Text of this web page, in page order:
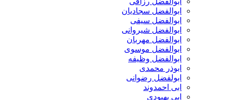
ابوالفضل سجادیان
ابوالفضل سیفی
ابوالفضل شیروانی
ابوالفضل مهربان
ابوالفضل موسوی
ابوالفضل وظیفه
ابوذر محمدی
ابولفضل رضوانی
ابی احمدوند
ابی بهبودی